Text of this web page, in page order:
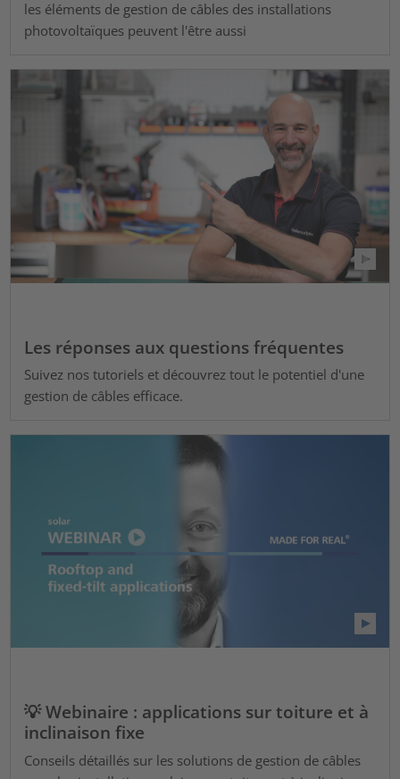
les éléments de gestion de câbles des installations
photovoltaïques peuvent l'être aussi
Les réponses aux questions fréquentes
Suivez nos tutoriels et découvrez tout le potentiel d'une
gestion de câbles efficace.
💡 Webinaire : applications sur toiture et à
inclinaison fixe
Conseils détaillés sur les solutions de gestion de câbles